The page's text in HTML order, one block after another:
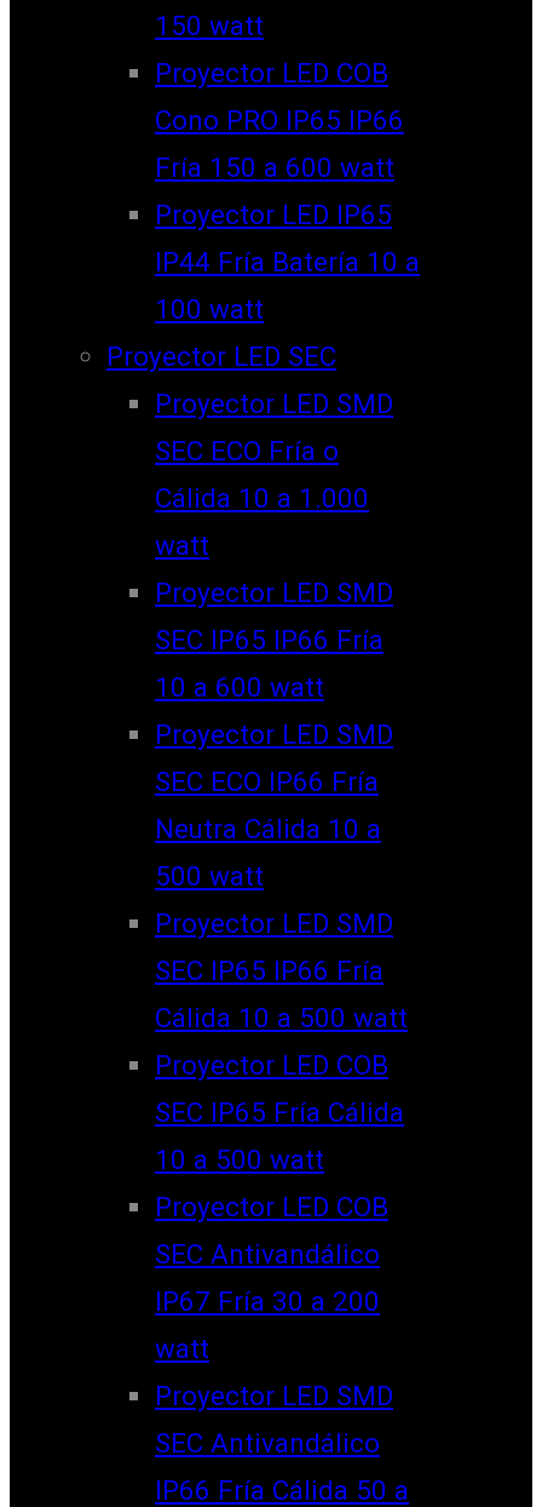
150 watt
Proyector LED COB
Cono PRO IP65 IP66
Fría 150 a 600 watt
Proyector LED IP65
IP44 Fría Batería 10 a
100 watt
Proyector LED SEC
Proyector LED SMD
SEC ECO Fría o
Cálida 10 a 1.000
watt
Proyector LED SMD
SEC IP65 IP66 Fría
10 a 600 watt
Proyector LED SMD
SEC ECO IP66 Fría
Neutra Cálida 10 a
500 watt
Proyector LED SMD
SEC IP65 IP66 Fría
Cálida 10 a 500 watt
Proyector LED COB
SEC IP65 Fría Cálida
10 a 500 watt
Proyector LED COB
SEC Antivandálico
IP67 Fría 30 a 200
watt
Proyector LED SMD
SEC Antivandálico
IP66 Fría Cálida 50 a